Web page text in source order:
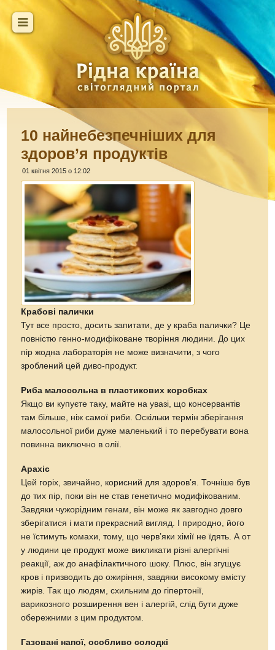
10 найнебезпечніших для
здоров’я продуктів
01 квітня 2015 о 12:02
Крабові палички
Тут все просто, досить запитати, де у краба палички? Це
повністю генно-модифіковане творіння людини. До цих
пір жодна лабораторія не може визначити, з чого
зроблений цей диво-продукт.
Риба малосольна в пластикових коробках
Якщо ви купуєте таку, майте на увазі, що консервантів
там більше, ніж самої риби. Оскільки термін зберігання
малосольної риби дуже маленький і то перебувати вона
повинна виключно в олії.
Арахіс
Цей горіх, звичайно, корисний для здоров’я. Точніше був
до тих пір, поки він не став генетично модифікованим.
Завдяки чужорідним генам, він може як завгодно довго
зберігатися і мати прекрасний вигляд. І природно, його
не їстимуть комахи, тому, що черв’яки хімії не їдять. А от
у людини це продукт може викликати різні алергічні
реакції, аж до анафілактичного шоку. Плюс, він згущує
кров і призводить до ожиріння, завдяки високому вмісту
жирів. Так що людям, схильним до гіпертонії,
варикозного розширення вен і алергій, слід бути дуже
обережними з цим продуктом.
Газовані напої, особливо солодкі